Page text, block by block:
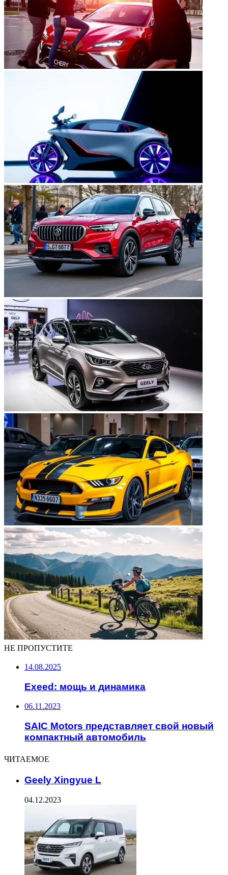
НЕ ПРОПУСТИТЕ
14.08.2025
Exeed: мощь и динамика
06.11.2023
SAIC Motors представляет свой новый
компактный автомобиль
ЧИТАЕМОЕ
Geely Xingyue L
04.12.2023